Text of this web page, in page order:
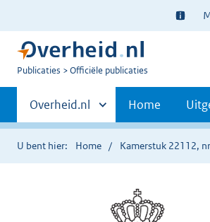
Ter
U
Publicaties Officiële publicaties
Primaire
navigatie
Andere
sites
binnen
Overheid.nl Home
U bent hier: Home Kamerstuk 22112,